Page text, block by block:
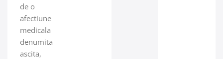
de o
afectiune
medicala
denumita
ascita,